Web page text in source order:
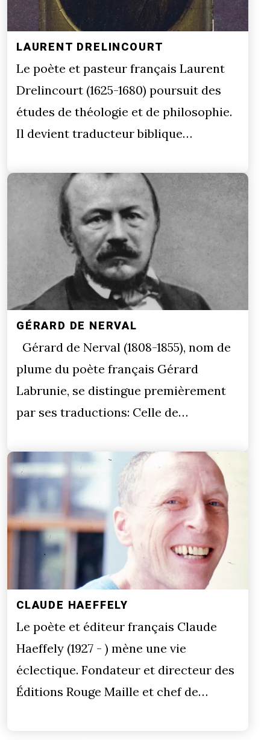
LAURENT DRELINCOURT
Le poète et pasteur français Laurent
Drelincourt (1625-1680) poursuit des
études de théologie et de philosophie.
Il devient traducteur biblique…
GÉRARD DE NERVAL
Gérard de Nerval (1808-1855), nom de
plume du poète français Gérard
Labrunie, se distingue premièrement
par ses traductions: Celle de…
CLAUDE HAEFFELY
Le poète et éditeur français Claude
Haeffely (1927 - ) mène une vie
éclectique. Fondateur et directeur des
Éditions Rouge Maille et chef de…